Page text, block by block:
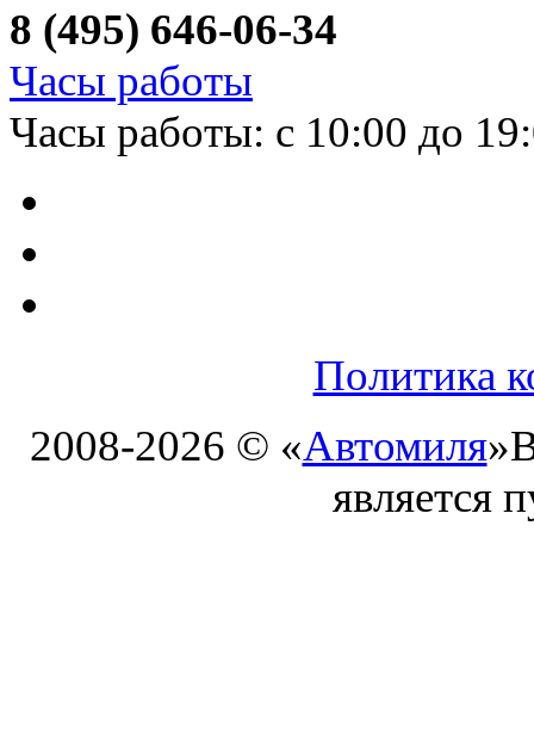
8 (495) 646-06-34
Часы работы
Часы работы: с 10:00 до
Политика
2008-2026 © «Автомиля»
является